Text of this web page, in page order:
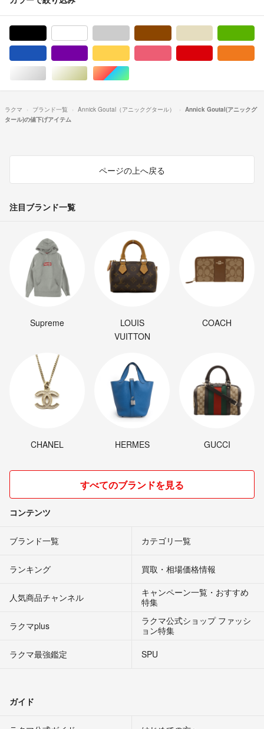
シルバー/銀色系ゴールド/金色系マルチカラー
ラクマ ブランド一覧 Annick Goutal（アニックグタール）
Annick Goutal(アニックグ
タール)の値下げアイテム
ページの上へ戻る
注目ブランド一覧
Supreme
LOUIS
VUITTON
COACH
CHANEL HERMES GUCCI
すべてのブランドを見る
コンテンツ
ブランド一覧 カテゴリ一覧
ランキング 買取・相場価格情報
人気商品チャンネル
キャンペーン一覧・おすすめ
特集
ラクマplus
ラクマ公式ショップ ファッシ
ョン特集
ラクマ最強鑑定
SPU
ガイド